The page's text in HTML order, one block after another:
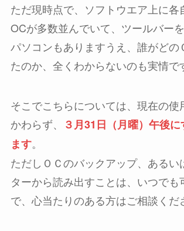
ただ現時点で、ソフトウエア上に各
OCが多数並んでいて、ツールバー
パソコンもありますうえ、誰がどの
たのか、全くわからないのも実情で
そこでこちらについては、現在の使
かわらず、
３月31日（月曜）午後
ます。
ただしＯＣのバックアップ、あるい
ターから読み出すことは、いつでも
で、心当たりのある方はご相談くだ